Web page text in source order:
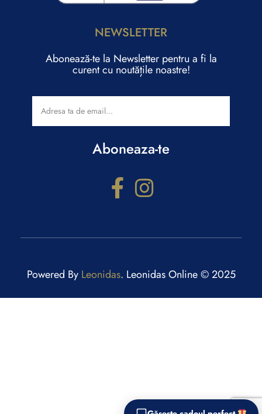
NEWSLETTER
Abonează-te la Newsletter pentru a fi la
curent cu noutățile noastre!
Aboneaza-te
Powered By Leonidas. Leonidas Online © 2025